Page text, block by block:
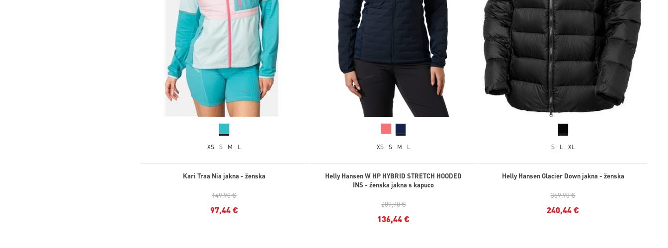
XS S M L
Kari Traa Nia jakna - ženska
149,90 €
97,44 €
XS S M L
Helly Hansen W HP HYBRID STRETCH HOODED
INS - ženska jakna s kapuco
209,90 €
136,44 €
S L XL
Helly Hansen Glacier Down jakna - ženska
369,90 €
240,44 €